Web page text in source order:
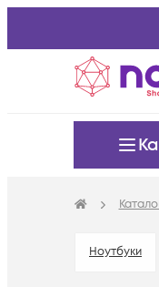
Ноутбуки